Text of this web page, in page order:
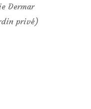
Dermar
privé)